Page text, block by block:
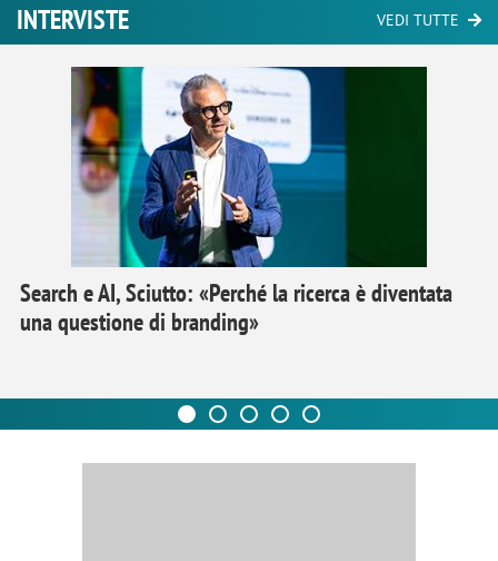
INTERVISTE VEDI TUTTE
Search e AI, Sciutto: «Perché la ricerca è diventata
una questione di branding»